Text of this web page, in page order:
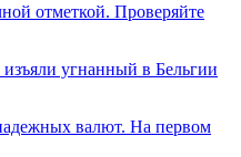
отметкой. Проверяйте
угнанный в Бельгии
валют. На первом